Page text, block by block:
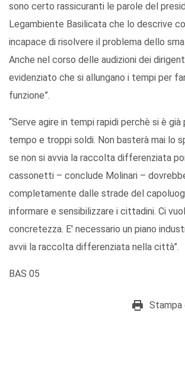
sono certo rassicuranti le parole del
Legambiente Basilicata che lo descrive
incapace di risolvere il problema dello
Anche nel corso delle audizioni dei
evidenziato che si allungano i tempi per
funzione”.
“Serve agire in tempi rapidi perchè si è
tempo e troppi soldi. Non basterà mai lo
se non si avvia la raccolta differenziata
cassonetti – conclude Molinari –
completamente dalle strade del
informare e sensibilizzare i cittadini. Ci
concretezza. E' necessario un piano
avvii la raccolta differenziata nella città”.
BAS 05